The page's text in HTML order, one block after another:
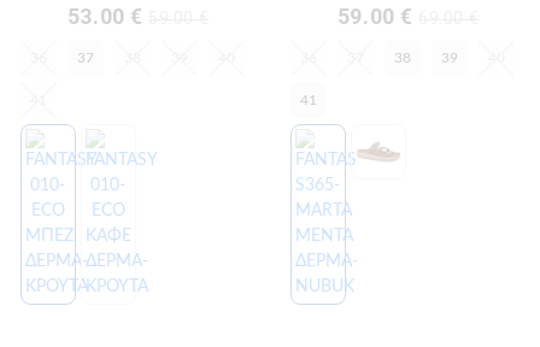
53.00 €
37
59.00 €
38 39
41